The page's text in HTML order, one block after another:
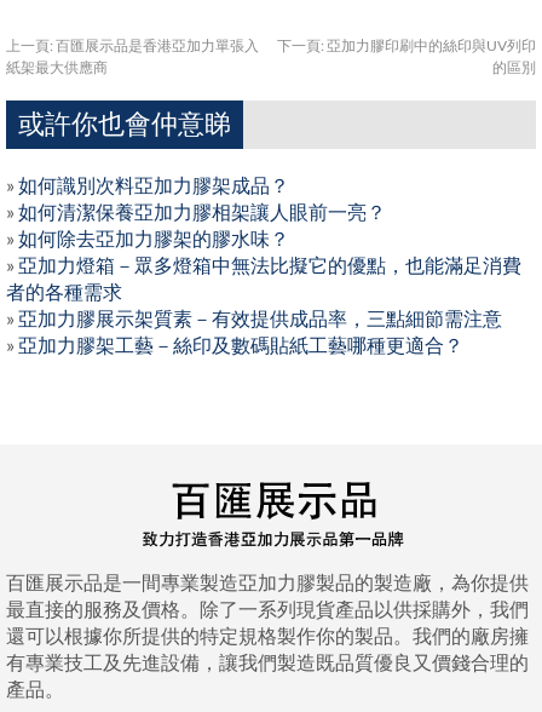
上一頁: 百匯展示品是香港亞加力單張入
紙架最大供應商
下一頁: 亞加力膠印刷中的絲印與UV列印
的區別
或許你也會仲意睇
» 如何識別次料亞加力膠架成品？
» 如何清潔保養亞加力膠相架讓人眼前一亮？
» 如何除去亞加力膠架的膠水味？
» 亞加力燈箱－眾多燈箱中無法比擬它的優點，也能滿足消費
者的各種需求
» 亞加力膠展示架質素－有效提供成品率，三點細節需注意
» 亞加力膠架工藝－絲印及數碼貼紙工藝哪種更適合？
百匯展示品是一間專業製造亞加力膠製品的製造廠，為你提供
最直接的服務及價格。除了一系列現貨產品以供採購外，我們
還可以根據你所提供的特定規格製作你的製品。我們的廠房擁
有專業技工及先進設備，讓我們製造既品質優良又價錢合理的
產品。